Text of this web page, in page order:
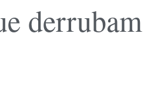
derrubam